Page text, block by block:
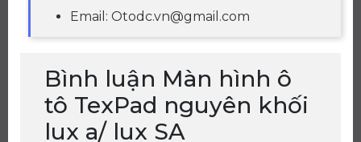
Email: Otodc.vn@gmail.com
Bình luận Màn hình ô
tô TexPad nguyên khối
lux a/ lux SA